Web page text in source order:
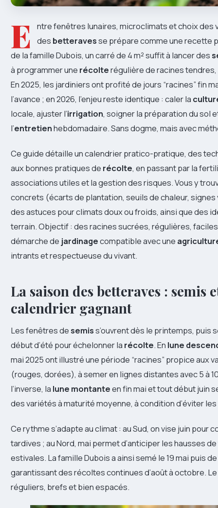
E
ntre fenêtres lunaires, microclimats et choix des
des betteravesse prépare comme une recette
de la famille Dubois, un carré de 4 m² suffit à lancer des
à programmer une récolterégulière de racines
En 2025, les jardiniers ont profité de jours “racines” fin
l’avance ; en 2026, l’enjeu reste identique : caler la
locale, ajuster l’irrigation, soigner la préparation du sol
l’entretienhebdomadaire. Sans dogme, mais avec
Ce guide détaille un calendrier pratico-pratique, des
aux bonnes pratiques de récolte, en passant par la
associations utiles et la gestion des risques. Vous y
concrets (écarts de plantation, seuils de chaleur,
des astuces pour climats doux ou froids, ainsi que des
terrain. Objectif : des racines sucrées, régulières,
démarche de jardinagecompatible avec une
intrants et respectueuse du vivant.
La saison des betteraves : semis
calendrier gagnant
Les fenêtres desemiss’ouvrent dès le printemps, puis
début d’été pour échelonner la récolte. En lune
mai 2025 ont illustré une période “racines” propice aux
(rouges, dorées), à semer en lignes distantes avec 5 à
l’inverse, la lune montanteen fin mai et tout début juin
des variétés à maturité moyenne, à condition d’éviter
Ce rythme s’adapte au climat : au Sud, on vise juin pour
tardives ; au Nord, mai permet d’anticiper les hausses
estivales. La famille Dubois a ainsi semé le 19 mai puis
garantissant des récoltes continues d’août à octobre.
réguliers, brefs et bien espacés.